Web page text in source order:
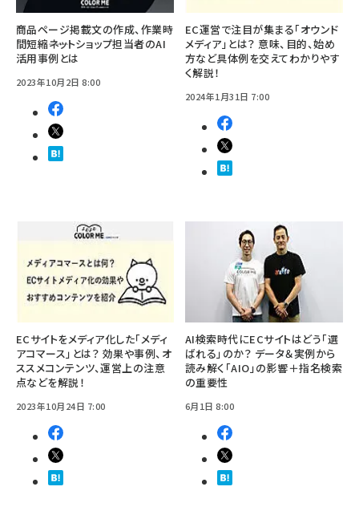
商品ページ掲載文の作成、作業時
間短縮――ネットショップ担当者のAI
活用事例とは
2023年10月2日 8:00
EC運営で注目が集まる「オウンド
メディア」とは？ 意味、目的、始め
方など具体例を交えてわかりやす
く解説！
2024年1月31日 7:00
ECサイトをメディア化した「メディ
アコマース」とは？ 効果や事例、オ
ススメコンテンツ、運営上の注意
点などを解説！
2023年10月24日 7:00
AI検索時代にECサイトはどう「選
ばれる」のか？ データ＆実例から
読み解く「AIO」の影響＋指名検索
の重要性
6月1日 8:00